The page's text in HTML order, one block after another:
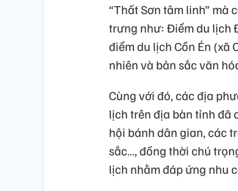
“Thất Sơn tâm linh” mà
trưng như: Điểm du lịch
điểm du lịch Cồn Én (xã
nhiên và bản sắc văn
Cùng với đó, các địa
lịch trên địa bàn tỉnh đã
hội bánh dân gian, các
sắc…, đồng thời chú
lịch nhằm đáp ứng nhu